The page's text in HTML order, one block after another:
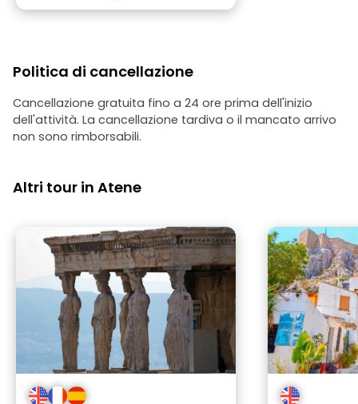
Politica di cancellazione
Cancellazione gratuita fino a 24 ore prima dell'inizio
dell'attività. La cancellazione tardiva o il mancato arrivo
non sono rimborsabili.
Altri tour in Atene